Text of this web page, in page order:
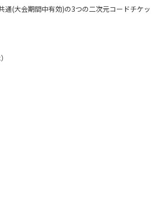
(大会期間中有効)の3つの二次元コードチケ